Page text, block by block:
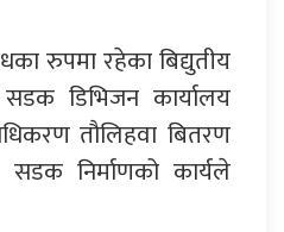
रुपमा रहेका बिद्युतीय
डिभिजन कार्यालय
तौलिहवा बितरण
निर्माणको कार्यले